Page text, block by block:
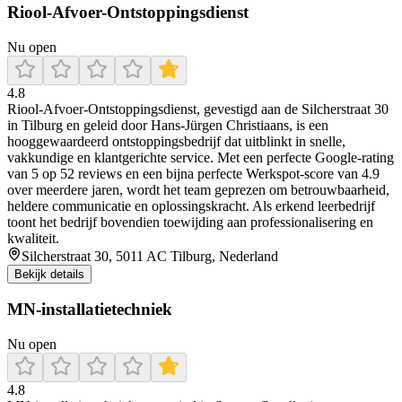
Riool-Afvoer-Ontstoppingsdienst
Nu open
4.8
Riool‑Afvoer‑Ontstoppingsdienst, gevestigd aan de Silcherstraat 30
in Tilburg en geleid door Hans‑Jürgen Christiaans, is een
hooggewaardeerd ontstoppingsbedrijf dat uitblinkt in snelle,
vakkundige en klantgerichte service. Met een perfecte Google‑rating
van 5 op 52 reviews en een bijna perfecte Werkspot‑score van 4.9
over meerdere jaren, wordt het team geprezen om betrouwbaarheid,
heldere communicatie en oplossingskracht. Als erkend leerbedrijf
toont het bedrijf bovendien toewijding aan professionalisering en
kwaliteit.
Silcherstraat 30, 5011 AC Tilburg, Nederland
Bekijk details
MN-installatietechniek
Nu open
4.8